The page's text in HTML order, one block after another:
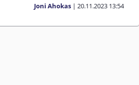
Joni Ahokas | 20.11.2023 13:54